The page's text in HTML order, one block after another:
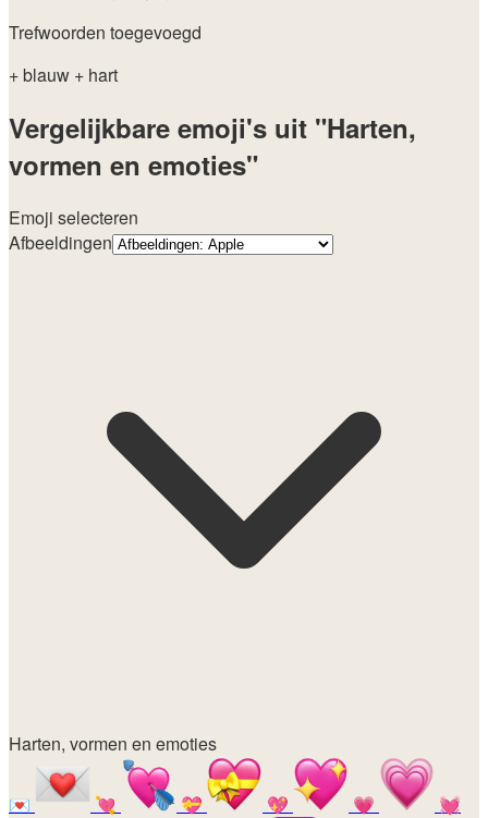
Trefwoorden toegevoegd
+ blauw + hart
Vergelijkbare emoji's uit "Harten,
vormen en emoties"
Emoji selecteren
Afbeeldingen
Harten, vormen en emoties
💌 💘 💝 💖 💗 💓